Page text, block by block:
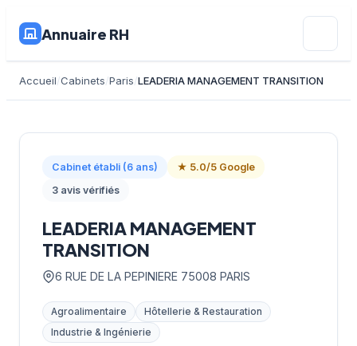
Annuaire RH
Accueil Cabinets Paris LEADERIA MANAGEMENT TRANSITION
Cabinet établi (6 ans)
★ 5.0/5 Google
3 avis vérifiés
LEADERIA MANAGEMENT
TRANSITION
6 RUE DE LA PEPINIERE 75008 PARIS
Agroalimentaire
Hôtellerie & Restauration
Industrie & Ingénierie